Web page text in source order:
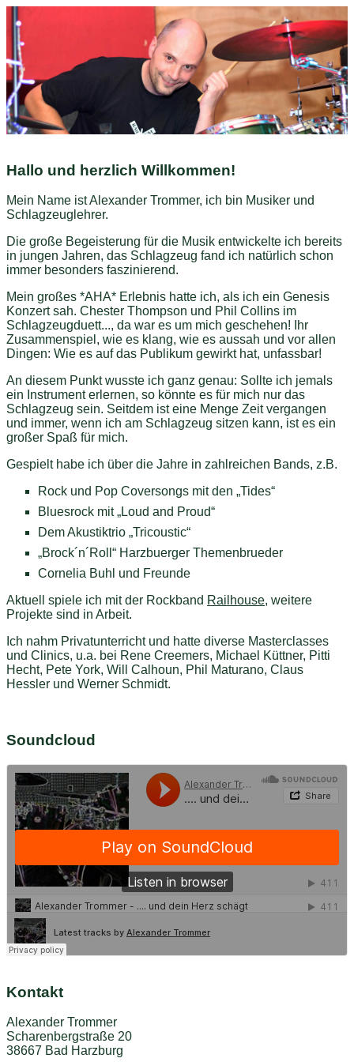
Hallo und herzlich Willkommen!
Mein Name ist Alexander Trommer, ich bin Musiker und
Schlagzeuglehrer.
Die große Begeisterung für die Musik entwickelte ich bereits
in jungen Jahren, das Schlagzeug fand ich natürlich schon
immer besonders faszinierend.
Mein großes *AHA* Erlebnis hatte ich, als ich ein Genesis
Konzert sah. Chester Thompson und Phil Collins im
Schlagzeugduett..., da war es um mich geschehen! Ihr
Zusammenspiel, wie es klang, wie es aussah und vor allen
Dingen: Wie es auf das Publikum gewirkt hat, unfassbar!
An diesem Punkt wusste ich ganz genau: Sollte ich jemals
ein Instrument erlernen, so könnte es für mich nur das
Schlagzeug sein. Seitdem ist eine Menge Zeit vergangen
und immer, wenn ich am Schlagzeug sitzen kann, ist es ein
großer Spaß für mich.
Gespielt habe ich über die Jahre in zahlreichen Bands, z.B.
Rock und Pop Coversongs mit den „Tides“
Bluesrock mit „Loud and Proud“
Dem Akustiktrio „Tricoustic“
„Brock´n´Roll“ Harzbuerger Themenbrueder
Cornelia Buhl und Freunde
Aktuell spiele ich mit der Rockband Railhouse, weitere
Projekte sind in Arbeit.
Ich nahm Privatunterricht und hatte diverse Masterclasses
und Clinics, u.a. bei Rene Creemers, Michael Küttner, Pitti
Hecht, Pete York, Will Calhoun, Phil Maturano, Claus
Hessler und Werner Schmidt.
Soundcloud
Kontakt
Alexander Trommer
Scharenbergstraße 20
38667 Bad Harzburg